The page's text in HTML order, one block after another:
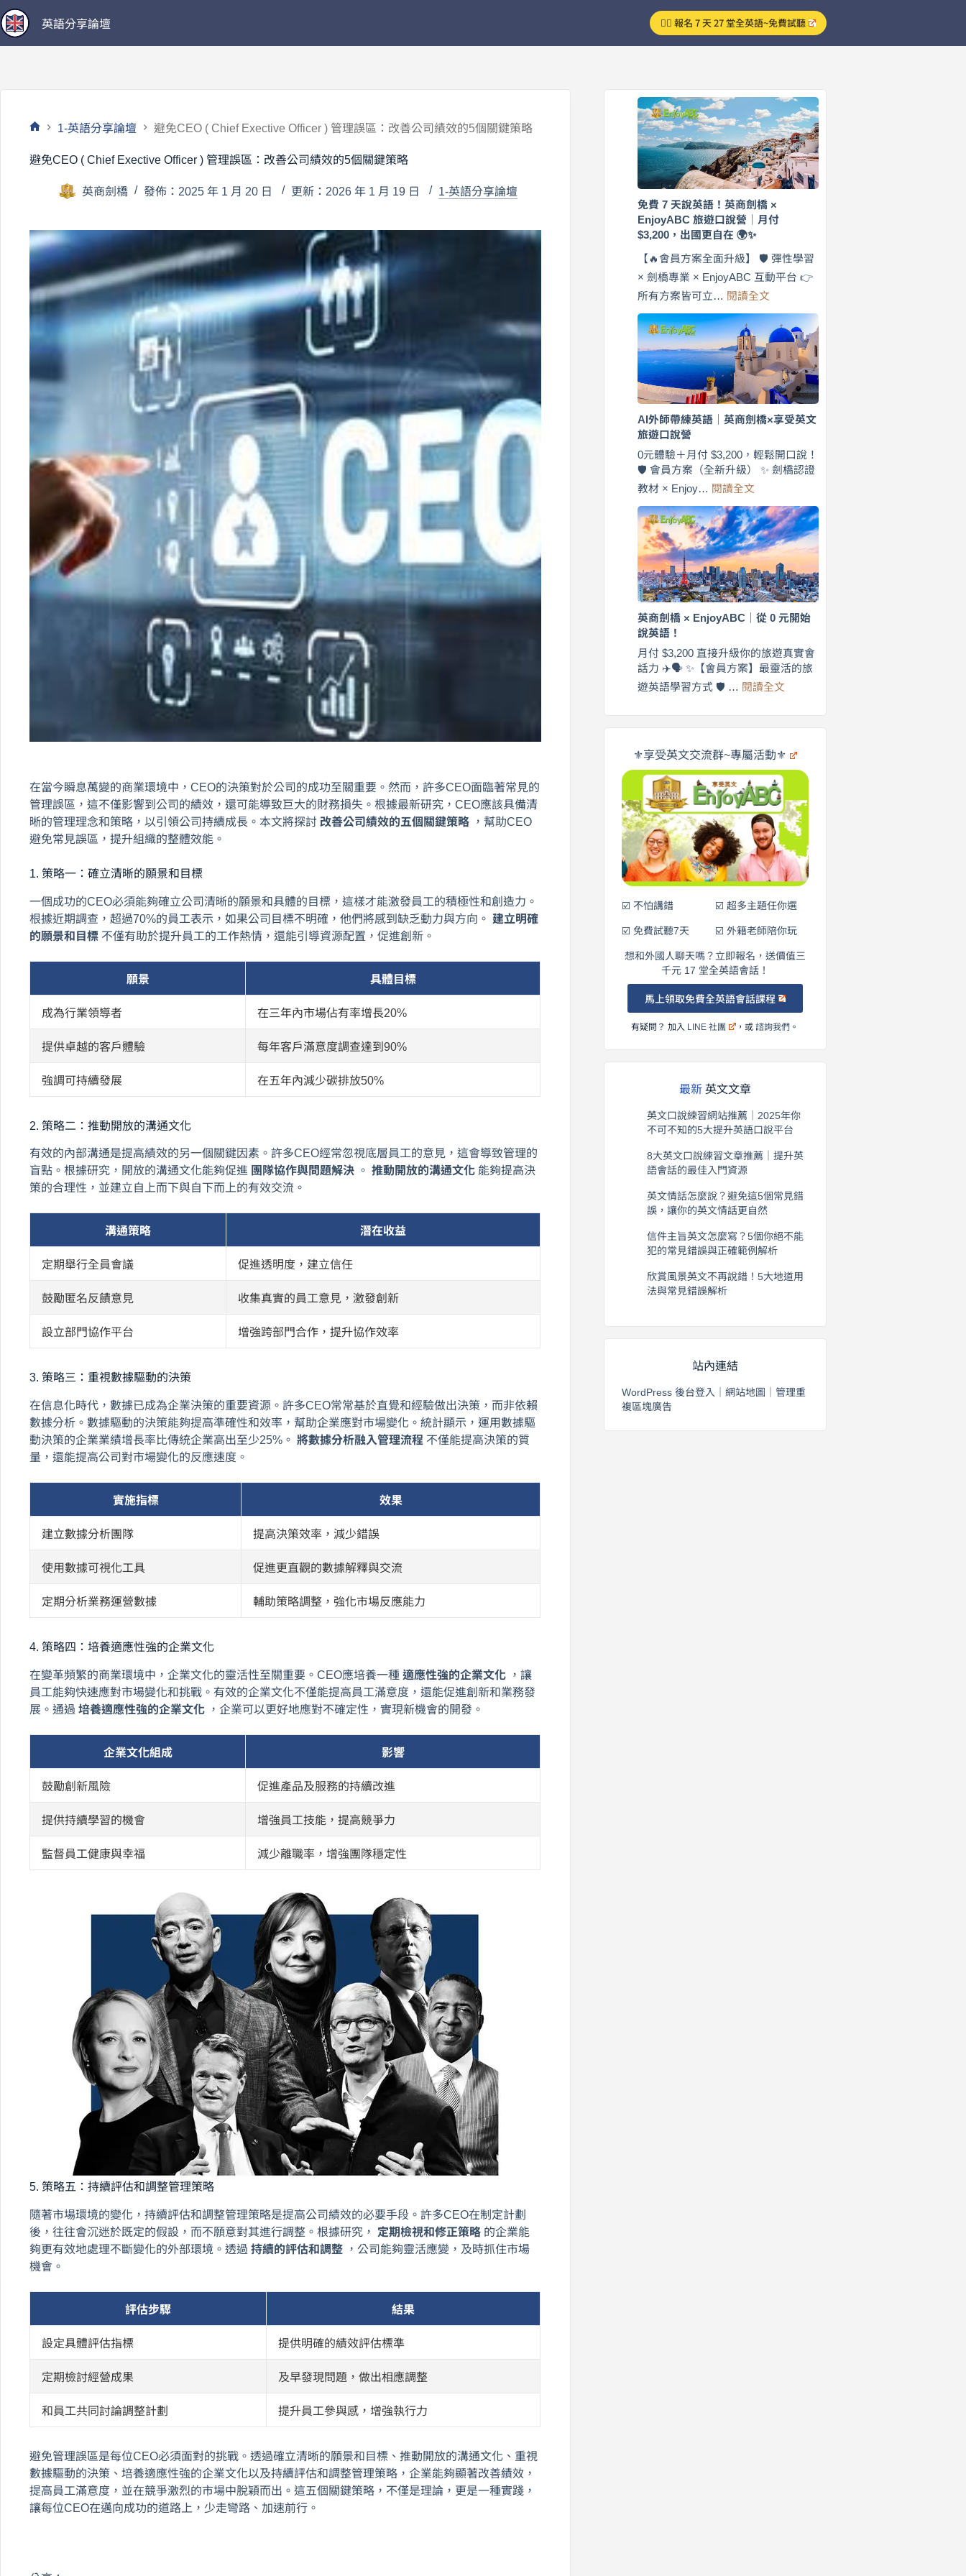
跳
至
主
英語分享論壇 👉🏻 報名 7 天 27 堂全英語~免費試聽
頁
1-英語分享論壇 避免CEO ( Chief Exective Officer ) 管理誤區：改善公司績效的5個關鍵策略
避免CEO ( Chief Exective Officer ) 管理誤區：改善公司績效的5個關鍵策略
英商劍橋 發佈：2025 年 1 月 20 日 更新：2026 年 1 月 19 日 1-英語分享論壇
在當今瞬息萬變的商業環境中，CEO的決策對於公司的成功至關重要。然而，許多CEO面臨著常見的
管理誤區，這不僅影響到公司的績效，還可能導致巨大的財務損失。根據最新研究，CEO應該具備清
晰的管理理念和策略，以引領公司持續成長。本文將探討 改善公司績效的五個關鍵策略 ，幫助CEO
避免常見誤區，提升組織的整體效能。
1. 策略一：確立清晰的願景和目標
一個成功的CEO必須能夠確立公司清晰的願景和具體的目標，這樣才能激發員工的積極性和創造力。
根據近期調查，超過70%的員工表示，如果公司目標不明確，他們將感到缺乏動力與方向。 建立明確
的願景和目標 不僅有助於提升員工的工作熱情，還能引導資源配置，促進創新。
願景 具體目標
成為行業領導者 在三年內市場佔有率增長20%
提供卓越的客戶體驗 每年客戶滿意度調查達到90%
強調可持續發展 在五年內減少碳排放50%
2. 策略二：推動開放的溝通文化
有效的內部溝通是提高績效的另一個關鍵因素。許多CEO經常忽視底層員工的意見，這會導致管理的
盲點。根據研究，開放的溝通文化能夠促進 團隊協作與問題解決 。 推動開放的溝通文化 能夠提高決
策的合理性，並建立自上而下與自下而上的有效交流。
溝通策略 潛在收益
定期舉行全員會議 促進透明度，建立信任
鼓勵匿名反饋意見 收集真實的員工意見，激發創新
設立部門協作平台 增強跨部門合作，提升協作效率
3. 策略三：重視數據驅動的決策
在信息化時代，數據已成為企業決策的重要資源。許多CEO常常基於直覺和經驗做出決策，而非依賴
數據分析。數據驅動的決策能夠提高準確性和效率，幫助企業應對市場變化。統計顯示，運用數據驅
動決策的企業業績增長率比傳統企業高出至少25%。 將數據分析融入管理流程 不僅能提高決策的質
量，還能提高公司對市場變化的反應速度。
實施指標 效果
建立數據分析團隊 提高決策效率，減少錯誤
使用數據可視化工具 促進更直觀的數據解釋與交流
定期分析業務運營數據 輔助策略調整，強化市場反應能力
4. 策略四：培養適應性強的企業文化
在變革頻繁的商業環境中，企業文化的靈活性至關重要。CEO應培養一種 適應性強的企業文化 ，讓
員工能夠快速應對市場變化和挑戰。有效的企業文化不僅能提高員工滿意度，還能促進創新和業務發
展。通過 培養適應性強的企業文化 ，企業可以更好地應對不確定性，實現新機會的開發。
企業文化組成 影響
鼓勵創新風險 促進產品及服務的持續改進
提供持續學習的機會 增強員工技能，提高競爭力
監督員工健康與幸福 減少離職率，增強團隊穩定性
5. 策略五：持續評估和調整管理策略
隨著市場環境的變化，持續評估和調整管理策略是提高公司績效的必要手段。許多CEO在制定計劃
後，往往會沉迷於既定的假設，而不願意對其進行調整。根據研究， 定期檢視和修正策略 的企業能
夠更有效地處理不斷變化的外部環境。透過 持續的評估和調整 ，公司能夠靈活應變，及時抓住市場
機會。
評估步驟 結果
設定具體評估指標 提供明確的績效評估標準
定期檢討經營成果 及早發現問題，做出相應調整
和員工共同討論調整計劃 提升員工參與感，增強執行力
避免管理誤區是每位CEO必須面對的挑戰。透過確立清晰的願景和目標、推動開放的溝通文化、重視
數據驅動的決策、培養適應性強的企業文化以及持續評估和調整管理策略，企業能夠顯著改善績效，
提高員工滿意度，並在競爭激烈的市場中脫穎而出。這五個關鍵策略，不僅是理論，更是一種實踐，
讓每位CEO在邁向成功的道路上，少走彎路、加速前行。
免費 7 天說英語！英商劍橋 ×
EnjoyABC 旅遊口說營｜月付
$3,200，出國更自在 🌍✨
【🔥會員方案全面升級】 🛡️ 彈性學習
× 劍橋專業 × EnjoyABC 互動平台 👉
所有方案皆可立… 閱讀全文
費
7
天
說
英
語！
商
橋
×
EnjoyABC
遊
口
說
營
｜
月
付
$3,200，
更
自
在
✨
AI外師帶練英語｜英商劍橋×享受英文
旅遊口說營
0元體驗＋月付 $3,200，輕鬆開口說！
🛡️ 會員方案（全新升級） ✨ 劍橋認證
教材 × Enjoy… 閱讀全文
外
師
帶
練
英
語
｜
英
劍
橋
×
享
英
旅
遊
口
說
營
英商劍橋 × EnjoyABC｜從 0 元開始
說英語！
月付 $3,200 直接升級你的旅遊真實會
話力 ✈️🗣️ ✨【會員方案】最靈活的旅
遊英語學習方式 🛡️ … 閱讀全文
商
劍
×
EnjoyABC
0
元
開
始
說
英
語！
⚜️享受英文交流群~專屬活動⚜️
☑️ 不怕講錯
☑️ 免費試聽7天
☑️ 超多主題任你選
☑️ 外籍老師陪你玩
想和外國人聊天嗎？立即報名，送價值三
千元 17 堂全英語會話！
馬上領取免費全英語會話課程
有疑問？ 加入 LINE 社團 ，或諮詢我們 。
最新英文文章
英文口說練習網站推薦｜2025年你
不可不知的5大提升英語口說平台
8大英文口說練習文章推薦｜提升英
語會話的最佳入門資源
英文情話怎麼說？避免這5個常見錯
誤，讓你的英文情話更自然
信件主旨英文怎麼寫？5個你絕不能
犯的常見錯誤與正確範例解析
欣賞風景英文不再說錯！5大地道用
法與常見錯誤解析
站內連結
WordPress 後台登入 網站地圖
管理重
複區塊廣告